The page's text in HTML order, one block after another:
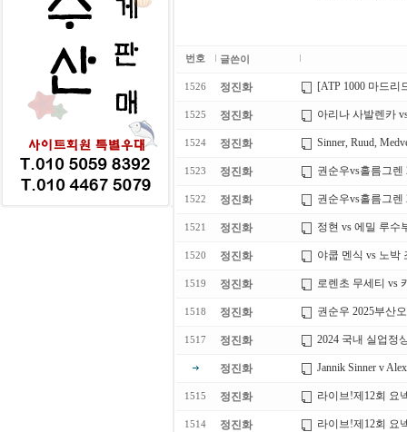
번호 글쓴이
1526 정진화 [ATP 1000 마드리
1525 정진화 아리나 사발렌카
1524 정진화 Sinner, Ruud,
1523 정진화 권순우vs홀름그렌
1522 정진화 권순우vs홀름그렌
1521 정진화 정현 vs 에밀 루수
1520 정진화 야쿱 멘식 vs 노박
1519 정진화 로렌초 무세티 vs
1518 정진화 권순우 2025부산
1517 정진화 2024 국내 실업정
정진화 Jannik Sinner v
1515 정진화 라이브!제12회 요
1514 정진화 라이브!제12회 요